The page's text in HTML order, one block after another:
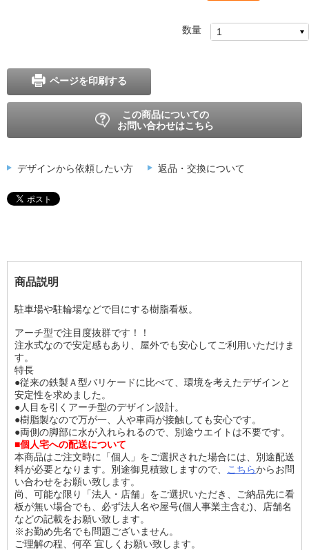
数量
ページを印刷する
この商品についての
お問い合わせはこちら
デザインから依頼したい方 返品・交換について
商品説明
駐車場や駐輪場などで目にする樹脂看板。
アーチ型で注目度抜群です！！
注水式なので安定感もあり、屋外でも安心してご利用いただけま
す。
特長
●従来の鉄製Ａ型バリケードに比べて、環境を考えたデザインと
安定性を求めました。
●人目を引くアーチ型のデザイン設計。
●樹脂製なので万が一、人や車両が接触しても安心です。
●両側の脚部に水が入れられるので、別途ウエイトは不要です。
■個人宅への配送について
本商品はご注文時に「個人」をご選択された場合には、別途配送
料が必要となります。別途御見積致しますので、
こちらからお問
い合わせをお願い致します。
尚、可能な限り「法人・店舗」をご選択いただき、ご納品先に看
板が無い場合でも、必ず法人名や屋号(個人事業主含む)、店舗名
などの記載をお願い致します。
※お勤め先名でも問題ございません。
ご理解の程、何卒 宜しくお願い致します。